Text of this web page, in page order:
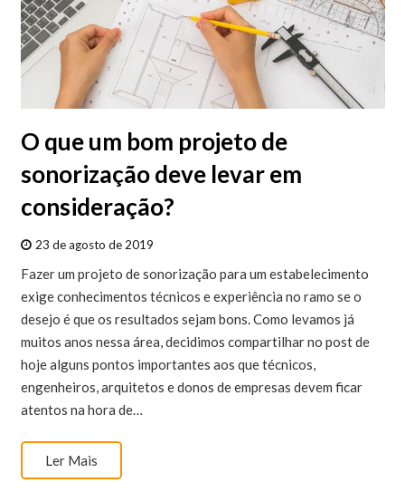
O que um bom projeto de
sonorização deve levar em
consideração?
23 de agosto de 2019
Fazer um projeto de sonorização para um estabelecimento
exige conhecimentos técnicos e experiência no ramo se o
desejo é que os resultados sejam bons. Como levamos já
muitos anos nessa área, decidimos compartilhar no post de
hoje alguns pontos importantes aos que técnicos,
engenheiros, arquitetos e donos de empresas devem ficar
atentos na hora de…
Ler Mais